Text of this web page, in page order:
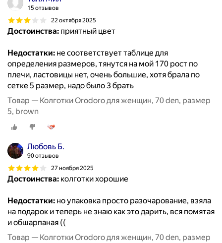
15 отзывов
22 октября 2025
Достоинства: приятный цвет
Недостатки: не соответствует таблице для
определения размеров, тянутся на мой 170 рост по
плечи, ластовицы нет, очень большие, хотя брала по
сетке 5 размер, надо было 3 брать
Товар — Колготки Orodoro для женщин, 70 den, размер
5, brown
Любовь Б.
90 отзывов
27 ноября 2025
Достоинства: колготки хорошие
Недостатки: но упаковка просто разочарование, взяла
на подарок и теперь не знаю как это дарить, вся помятая
и обшарпаная ((
Товар — Колготки Orodoro для женщин, 70 den, размер